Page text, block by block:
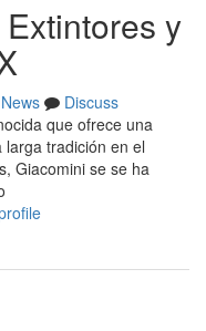
y
News
Discuss
que ofrece una
tradición en el
Giacomini se se ha